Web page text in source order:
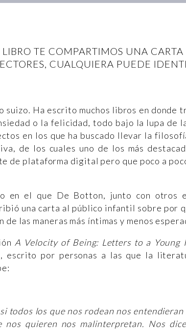
TE COMPARTIMOS UNA
CUALQUIERA PUEDE
Ha escrito muchos libros en donde
o la felicidad, todo bajo la lupa de
en los que ha buscado llevar la
de los cuales uno de los más
de plataforma digital pero que poco a
en el que De Botton, junto con otros
una carta al público infantil sobre por
las maneras más íntimas y menos
A Velocity of Being: Letters to a Young
escrito por personas a las que la
todos los que nos rodean nos entendieran
nos quieren nos malinterpretan. Nos